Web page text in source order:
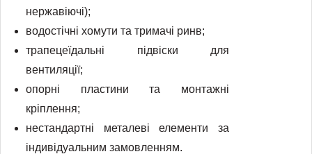
нержавіючі);
водостічні хомути та тримачі ринв;
трапецеїдальні підвіски для
вентиляції;
опорні пластини та монтажні
кріплення;
нестандартні металеві елементи за
індивідуальним замовленням.